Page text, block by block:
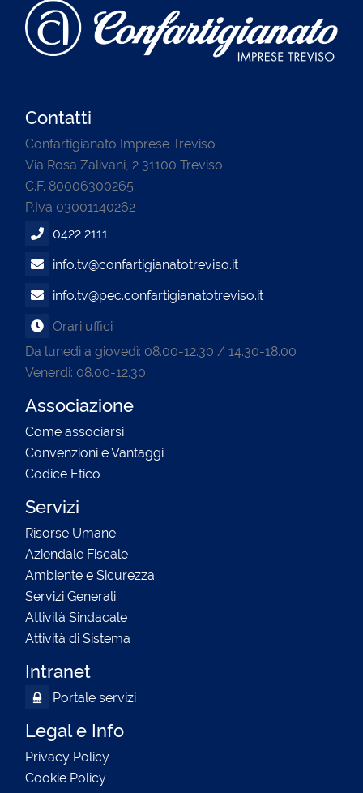
Contatti
Confartigianato Imprese Treviso
Via Rosa Zalivani, 2 31100 Treviso
C.F. 80006300265
P.Iva 03001140262
0422 2111
info.tv@confartigianatotreviso.it
info.tv@pec.confartigianatotreviso.it
Orari uffici
Da lunedì a giovedì: 08.00-12.30 / 14.30-18.00
Venerdi: 08.00-12.30
Associazione
Come associarsi
Convenzioni e Vantaggi
Codice Etico
Servizi
Risorse Umane
Aziendale Fiscale
Ambiente e Sicurezza
Servizi Generali
Attività Sindacale
Attività di Sistema
Intranet
Portale servizi
Legal e Info
Privacy Policy
Cookie Policy